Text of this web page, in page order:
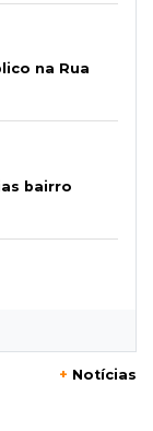
na Rua
bairro
da
+ Notícias